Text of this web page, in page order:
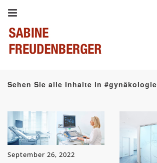
Sehen Sie alle Inhalte in #gynäkologie
September 26, 2022